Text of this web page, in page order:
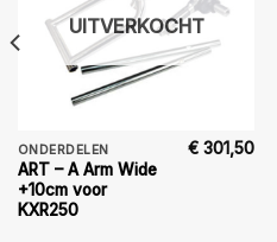
UITVERKOCHT
ONDERDELEN
ART – A Arm Wide
+10cm voor
KXR250
€ 301,50